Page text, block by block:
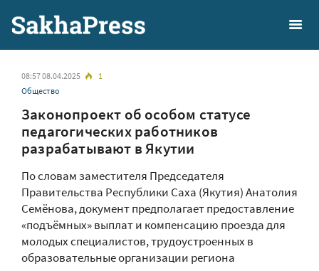
08:57 08.04.2025
1
Общество
Законопроект об особом статусе
педагогических работников
разрабатывают в Якутии
По словам заместителя Председателя
Правительства Республики Саха (Якутия) Анатолия
Семёнова, документ предполагает предоставление
«подъёмных» выплат и компенсацию проезда для
молодых специалистов, трудоустроенных в
образовательные организации региона